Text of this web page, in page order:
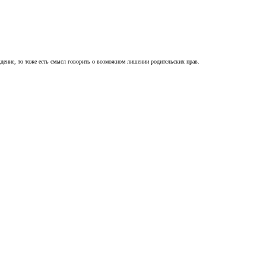
то тоже есть смысл говорить о возможном лишении родительских прав.